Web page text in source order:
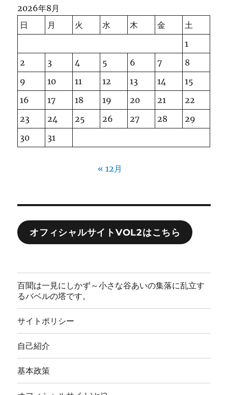
2026年8月
日
月 火 水 木 金
土
1
2
3 4 5 6 7
8
9
10 11 12 13 14
15
16
17 18 19 20 21
22
23
24 25 26 27 28
29
30
31
« 12月
オフィシャルサイトVOL2はこちら
百聞は一見にしかず～小さな谷あいの集落に乱立す
るバベルの塔です。
サイトポリシー
自己紹介
基本政策